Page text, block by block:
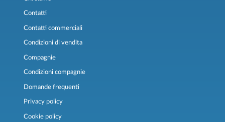
Contatti
Contatti commerciali
Condizioni di vendita
Compagnie
Condizioni compagnie
Domande frequenti
Privacy policy
Cookie policy